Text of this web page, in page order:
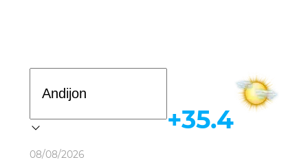
Ob-havo
08/08/2026
+35.4